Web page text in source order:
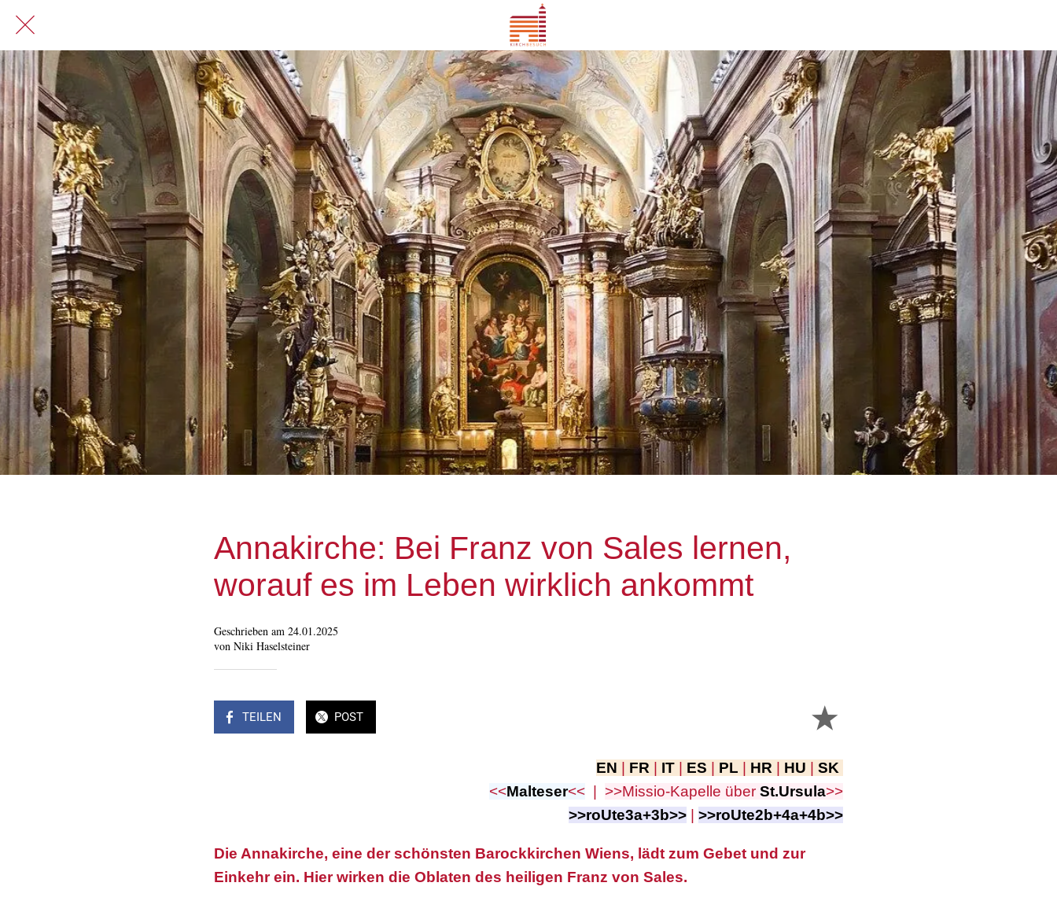
Annakirche: Bei Franz von Sales lernen,
worauf es im Leben wirklich ankommt
Geschrieben am 24.01.2025
von Niki Haselsteiner
TEILEN POST
EN | FR | IT | ES | PL | HR | HU | SK
<<Malteser<< | >>Missio-Kapelle über St.Ursula>>
>>roUte3a+3b>> | >>roUte2b+4a+4b>>
Die Annakirche, eine der schönsten Barockkirchen Wiens, lädt zum Gebet und zur
Einkehr ein. Hier wirken die Oblaten des heiligen Franz von Sales.